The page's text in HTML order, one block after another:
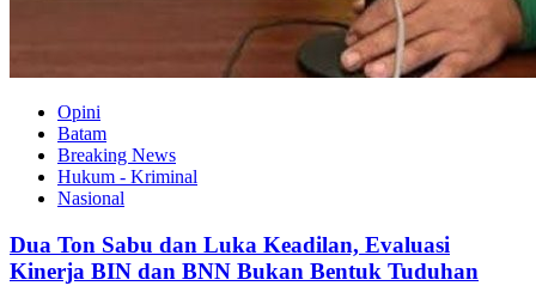
Opini
Batam
Breaking News
Hukum - Kriminal
Nasional
Dua Ton Sabu dan Luka Keadilan, Evaluasi
Kinerja BIN dan BNN Bukan Bentuk Tuduhan